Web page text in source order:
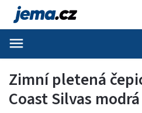
Zimní pletená
Coast Silvas modrá